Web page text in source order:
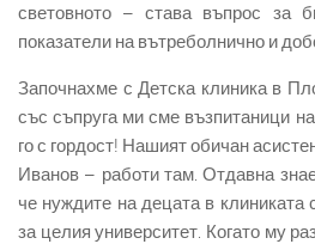
световното – става въпрос за
показатели на вътреболнично и
Започнахме с Детска клиника в
със съпруга ми сме възпитаници
го с гордост! Нашият обичан
Иванов – работи там. Отдавна
че нуждите на децата в
за целия университет. Когато му